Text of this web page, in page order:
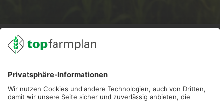
02501 801 44 84
service@topfarmplan.de